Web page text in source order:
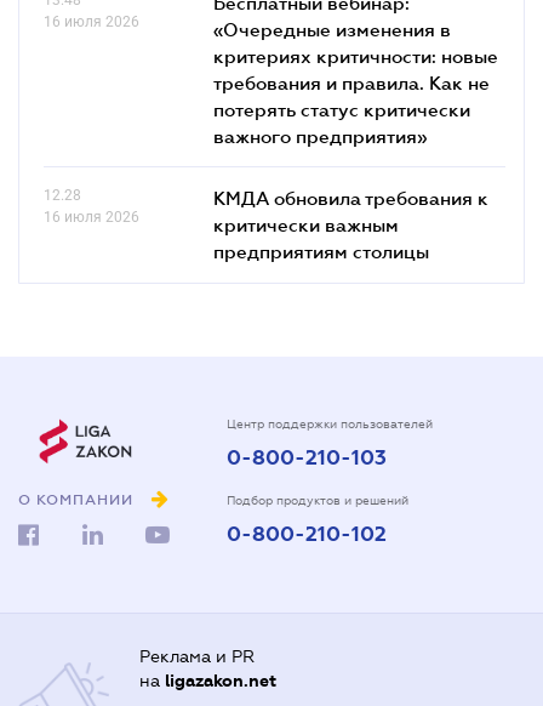
16 июля 2026
«Очередные изменения в
критериях критичности: новые
требования и правила. Как не
потерять статус критически
важного предприятия»
12.28
16 июля 2026
КМДА обновила требования к
критически важным
предприятиям столицы
О КОМПАНИИ
Центр поддержки пользователей
0-800-210-103
Подбор продуктов и решений
0-800-210-102
Реклама и PR
на ligazakon.net